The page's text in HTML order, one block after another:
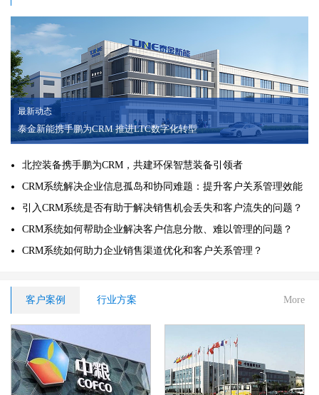
最新动态
泰金新能携手鹏为CRM 推进LTC数字化转型
北控装备携手鹏为CRM，共建环保智慧装备引领者
CRM系统解决企业信息孤岛和协同难题：提升客户关系管理效能
引入CRM系统是否有助于解决销售机会丢失和客户流失的问题？
CRM系统如何帮助企业解决客户信息分散、难以管理的问题？
CRM系统如何助力企业销售渠道优化和客户关系管理？
客户案例 行业方案 More